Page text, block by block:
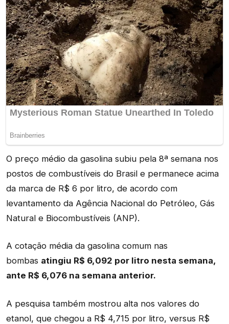
O preço médio da gasolina subiu pela 8ª semana nos
postos de combustíveis do Brasil e permanece acima
da marca de R$ 6 por litro, de acordo com
levantamento da Agência Nacional do Petróleo, Gás
Natural e Biocombustíveis (ANP).
A cotação média da gasolina comum nas
bombas atingiu R$ 6,092 por litro nesta semana,
ante R$ 6,076 na semana anterior.
A pesquisa também mostrou alta nos valores do
etanol, que chegou a R$ 4,715 por litro, versus R$